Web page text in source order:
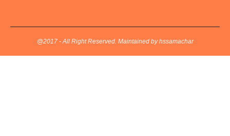
@2017 - All Right Reserved. Maintained by hssamachar